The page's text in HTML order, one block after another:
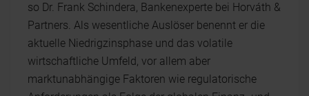
so Dr. Frank Schindera, Bankenexperte bei Horváth &
Partners. Als wesentliche Auslöser benennt er die
aktuelle Niedrigzinsphase und das volatile
wirtschaftliche Umfeld, vor allem aber
marktunabhängige Faktoren wie regulatorische